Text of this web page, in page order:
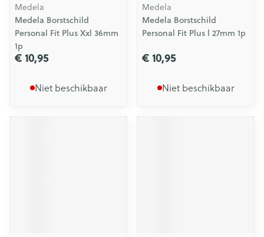
Medela
Medela Borstschild
Personal Fit Plus Xxl 36mm
1p
€ 10,95
Niet beschikbaar
Medela
Medela Borstschild
Personal Fit Plus l 27mm 1p
€ 10,95
Niet beschikbaar